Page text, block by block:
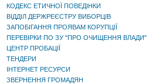
КОДЕКС ЕТИЧНОЇ ПОВЕДІНКИ
ВІДДІЛ ДЕРЖРЕЄСТРУ ВИБОРЦІВ
ЗАПОБІГАННЯ ПРОЯВАМ КОРУПЦІЇ
ПЕРЕВІРКИ ПО ЗУ "ПРО ОЧИЩЕННЯ ВЛАДИ"
ЦЕНТР ПРОБАЦІЇ
ТЕНДЕРИ
ІНТЕРНЕТ РЕСУРСИ
ЗВЕРНЕННЯ ГРОМАДЯН